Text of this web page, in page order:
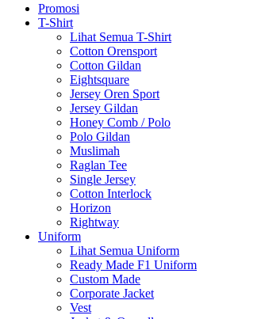
Promosi
T-Shirt
Lihat Semua T-Shirt
Cotton Orensport
Cotton Gildan
Eightsquare
Jersey Oren Sport
Jersey Gildan
Honey Comb / Polo
Polo Gildan
Muslimah
Raglan Tee
Single Jersey
Cotton Interlock
Horizon
Rightway
Uniform
Lihat Semua Uniform
Ready Made F1 Uniform
Custom Made
Corporate Jacket
Vest